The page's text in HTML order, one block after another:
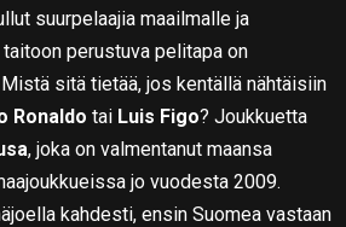
suurpelaajia maailmalle ja
perustuva pelitapa on
sitä tietää, jos kentällä nähtäisiin
Ronaldo tai Luis Figo? Joukkuetta
, joka on valmentanut maansa
jo vuodesta 2009.
kahdesti, ensin Suomea vastaan